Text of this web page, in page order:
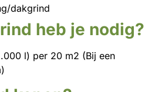
dakgrind
heb je nodig?
l) per 20 m2 (Bij een